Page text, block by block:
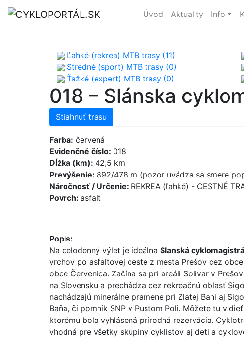
Úvod Aktuality Info
Ľahké (rekrea) MTB trasy (11)
Stredné (sport) MTB trasy (0)
Ťažké (expert) MTB trasy (0)
018 – Slánska
Stiahnuť trasu
Farba: červená
Evidenčné číslo: 018
Dĺžka (km): 42,5 km
Prevýšenie: 892/478 m (pozor uvádza sa smere
Náročnosť / Určenie: REKREA (ľahké) - CESTNÉ
Povrch: asfalt
Popis:
Na celodenný výlet je ideálna Slanská
vrchov po asfaltovej ceste z mesta Prešov cez
obce Červenica. Začína sa pri areáli Solivar v
na Slovensku a prechádza cez rekreačnú oblasť
nachádzajú minerálne pramene pri Zlatej Bani aj
Baňa, či pomník SNP v Pustom Poli. Môžete tu
ktorému bola vyhlásená prírodná rezervácia.
vhodná pre všetky skupiny cyklistov aj deti a